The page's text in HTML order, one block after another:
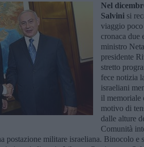
Nel
Salvini si
viaggio
cronaca
ministro
presidente
stretto
fece notizia
israeliani
il memoriale
motivo di
dalle alture
Comunità
postazione militare israeliana. Binocolo e